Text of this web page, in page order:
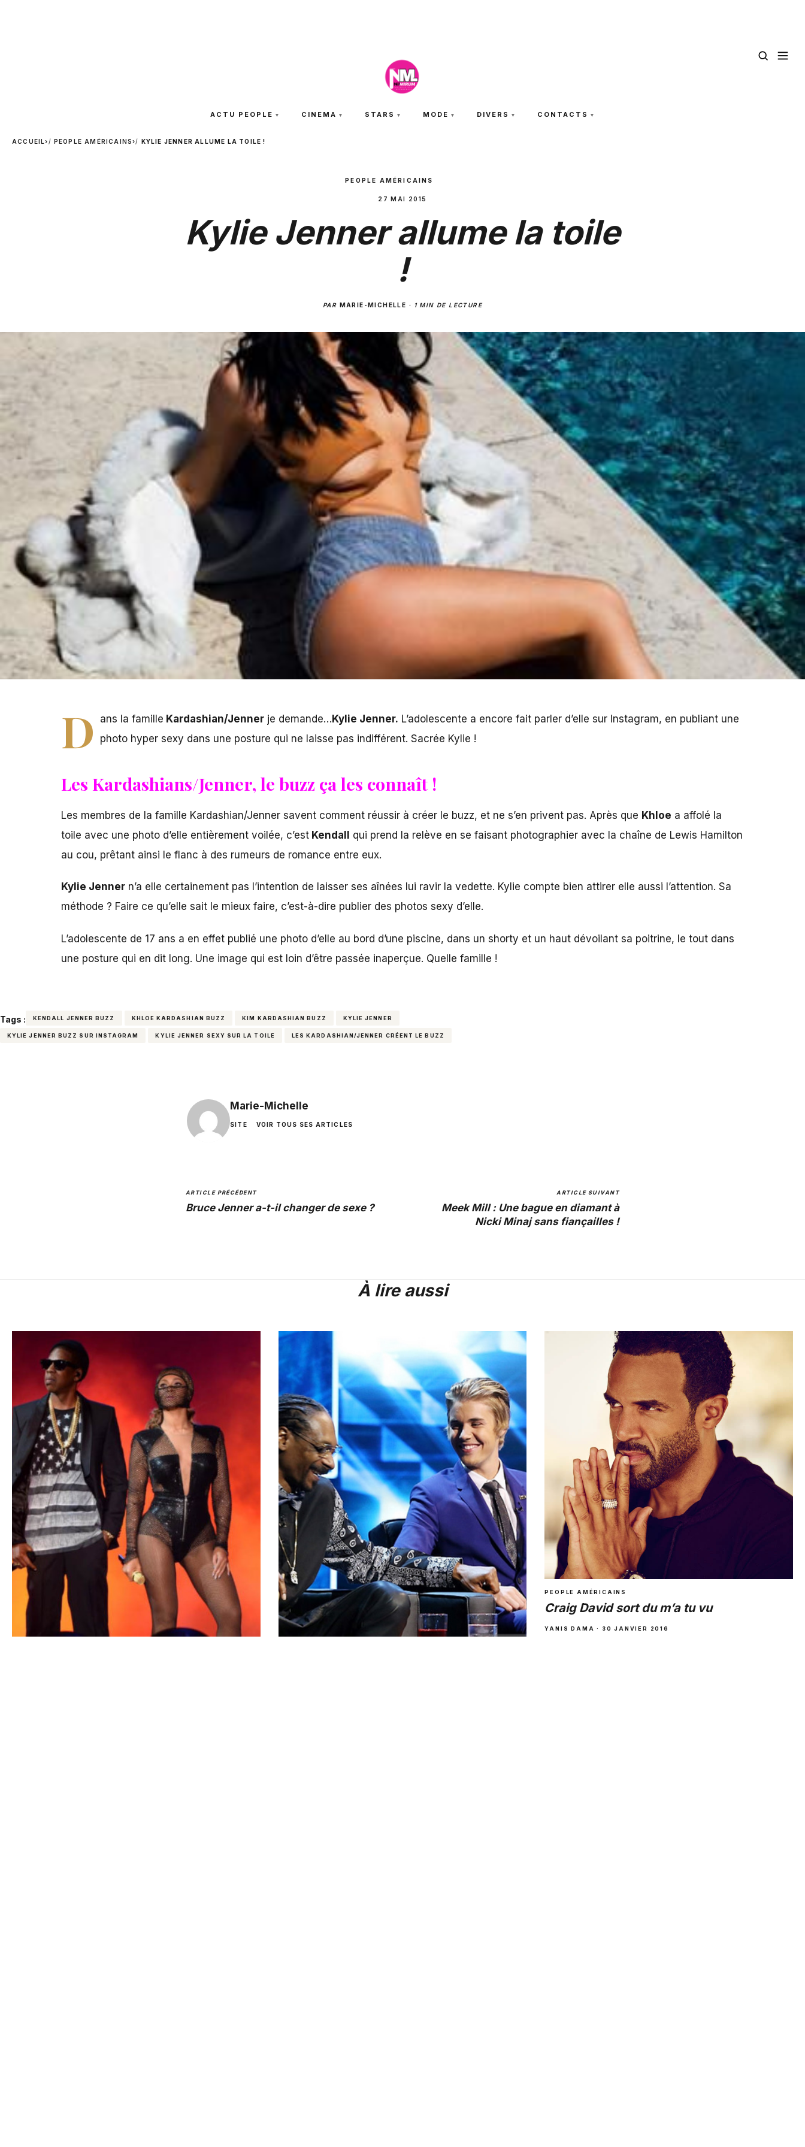
ACTU PEOPLE CINEMA STARS MODE DIVERS CONTACTS
ACCUEIL› PEOPLE AMÉRICAINS› KYLIE JENNER ALLUME LA TOILE !
PEOPLE AMÉRICAINS
27 MAI 2015
Kylie Jenner allume la toile
!
PAR MARIE-MICHELLE · 1 MIN DE LECTURE
D ans la famille Kardashian/Jennerje demande… Kylie Jenner. L’adolescente a encore fait parler d’elle sur Instagram, en publiant une
photo hyper sexy dans une posture qui ne laisse pas indifférent. Sacrée Kylie !
Les Kardashians/Jenner, le buzz ça les connaît !
Les membres de la famille Kardashian/Jenner savent comment réussir à créer le buzz, et ne s’en privent pas. Après que Khloe a affolé la
toile avec une photo d’elle entièrement voilée, c’est Kendall qui prend la relève en se faisant photographier avec la chaîne de Lewis Hamilton
au cou, prêtant ainsi le flanc à des rumeurs de romance entre eux.
Kylie Jenner n’a elle certainement pas l’intention de laisser ses aînées lui ravir la vedette. Kylie compte bien attirer elle aussi l’attention. Sa
méthode ? Faire ce qu’elle sait le mieux faire, c’est-à-dire publier des photos sexy d’elle.
L’adolescente de 17 ans a en effet publié une photo d’elle au bord d’une piscine, dans un shorty et un haut dévoilant sa poitrine, le tout dans
une posture qui en dit long. Une image qui est loin d’être passée inaperçue. Quelle famille !
Tags : KENDALL JENNER BUZZ KHLOE KARDASHIAN BUZZ KIM KARDASHIAN BUZZ KYLIE JENNER
KYLIE JENNER BUZZ SUR INSTAGRAM KYLIE JENNER SEXY SUR LA TOILE LES KARDASHIAN/JENNER CRÉENT LE BUZZ
Marie-Michelle
SITE VOIR TOUS SES ARTICLES
ARTICLE PRÉCÉDENT
Bruce Jenner a-t-il changer de sexe ?
ARTICLE SUIVANT
Meek Mill : Une bague en diamant à
Nicki Minaj sans fiançailles !
À lire aussi
PEOPLE AMÉRICAINS
Craig David sort du m’a tu vu
YANIS DAMA · 30 JANVIER 2016